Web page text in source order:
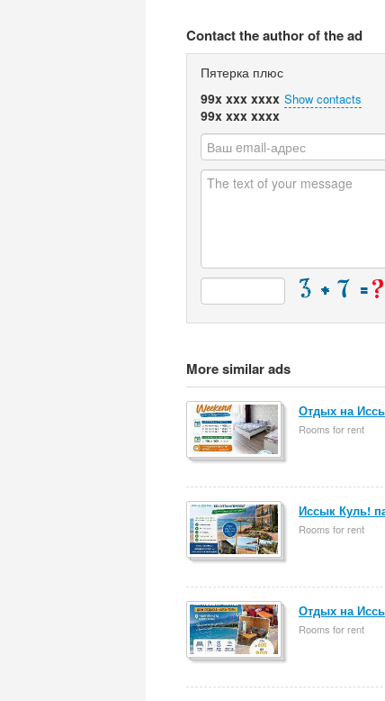
Contact the author of the ad
Пятерка плюс
99x xxx xxxx Show contacts
99x xxx xxxx
More similar ads
Отдых на
Rooms for rent
Иссык Куль!
Rooms for rent
Отдых на
Rooms for rent